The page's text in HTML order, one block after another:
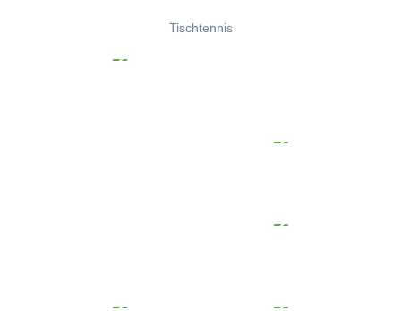
Tischtennis